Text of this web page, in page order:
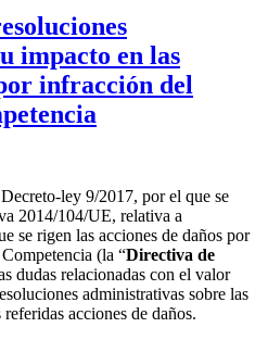
impacto en las
infracción del
ley 9/2017, por el que se
2014/104/UE, relativa a
se rigen las acciones de daños por
(la “Directiva de
dudas relacionadas con el valor
administrativas sobre las
acciones de daños.